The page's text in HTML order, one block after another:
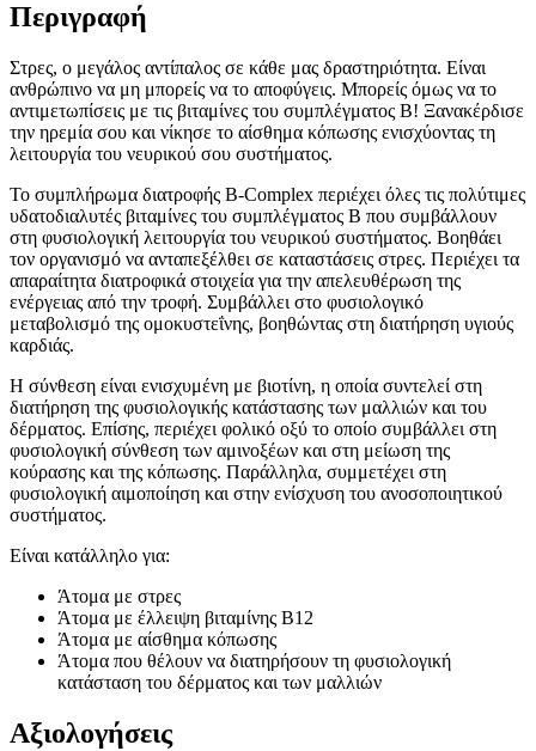
Περιγραφή
Στρες, ο μεγάλος αντίπαλος σε κάθε μας δραστηριότητα. Είναι
ανθρώπινο να μη μπορείς να το αποφύγεις. Μπορείς όμως να το
αντιμετωπίσεις με τις βιταμίνες του συμπλέγματος B! Ξανακέρδισε
την ηρεμία σου και νίκησε το αίσθημα κόπωσης ενισχύοντας τη
λειτουργία του νευρικού σου συστήματος.
Το συμπλήρωμα διατροφής B-Complex περιέχει όλες τις πολύτιμες
υδατοδιαλυτές βιταμίνες του συμπλέγματος B που συμβάλλουν
στη φυσιολογική λειτουργία του νευρικού συστήματος. Βοηθάει
τον οργανισμό να ανταπεξέλθει σε καταστάσεις στρες. Περιέχει τα
απαραίτητα διατροφικά στοιχεία για την απελευθέρωση της
ενέργειας από την τροφή. Συμβάλλει στο φυσιολογικό
μεταβολισμό της ομοκυστεΐνης, βοηθώντας στη διατήρηση υγιούς
καρδιάς.
Η σύνθεση είναι ενισχυμένη με βιοτίνη, η οποία συντελεί στη
διατήρηση της φυσιολογικής κατάστασης των μαλλιών και του
δέρματος. Επίσης, περιέχει φολικό οξύ το οποίο συμβάλλει στη
φυσιολογική σύνθεση των αμινοξέων και στη μείωση της
κούρασης και της κόπωσης. Παράλληλα, συμμετέχει στη
φυσιολογική αιμοποίηση και στην ενίσχυση του ανοσοποιητικού
συστήματος.
Είναι κατάλληλο για:
Άτομα με στρες
Άτομα με έλλειψη βιταμίνης Β12
Άτομα με αίσθημα κόπωσης
Άτομα που θέλουν να διατηρήσουν τη φυσιολογική
κατάσταση του δέρματος και των μαλλιών
Αξιολογήσεις